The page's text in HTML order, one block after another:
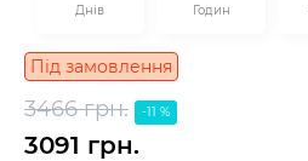
Днів Годин
Під замовлення
3466 грн. -11 %
3091 грн.